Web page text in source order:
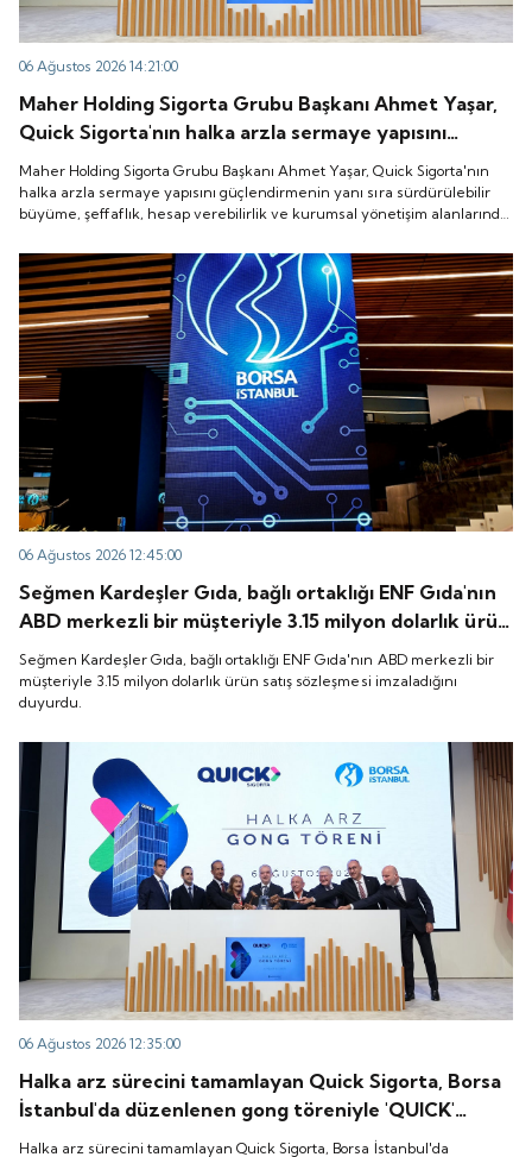
06 Ağustos 2026 14:21:00
Maher Holding Sigorta Grubu Başkanı Ahmet Yaşar,
Quick Sigorta'nın halka arzla sermaye yapısını
güçlendirmenin yanı sıra sürdürülebilir büyüme,
şeffaflık, hesap verebilirlik ve kurumsal yönetişim
alanlarında yeni bir döneme girdiğini belirtti.
Maher Holding Sigorta Grubu Başkanı Ahmet Yaşar, Quick Sigorta'nın
halka arzla sermaye yapısını güçlendirmenin yanı sıra sürdürülebilir
büyüme, şeffaflık, hesap verebilirlik ve kurumsal yönetişim alanlarında
06 Ağustos 2026 12:45:00
Seğmen Kardeşler Gıda, bağlı ortaklığı ENF Gıda'nın
ABD merkezli bir müşteriyle 3.15 milyon dolarlık ürün
satış sözleşmesi imzaladığını duyurdu.
Seğmen Kardeşler Gıda, bağlı ortaklığı ENF Gıda'nın ABD merkezli bir
müşteriyle 3.15 milyon dolarlık ürün satış sözleşmesi imzaladığını
duyurdu.
06 Ağustos 2026 12:35:00
Halka arz sürecini tamamlayan Quick Sigorta, Borsa
İstanbul'da düzenlenen gong töreniyle 'QUICK'
koduyla işlem görmeye başladı.
Halka arz sürecini tamamlayan Quick Sigorta, Borsa İstanbul'da